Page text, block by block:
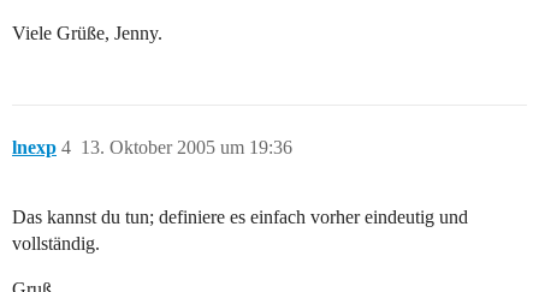
Viele Grüße, Jenny.
lnexp 13. Oktober 2005 um 19:36
4
Das kannst du tun; definiere es einfach vorher eindeutig und
vollständig.